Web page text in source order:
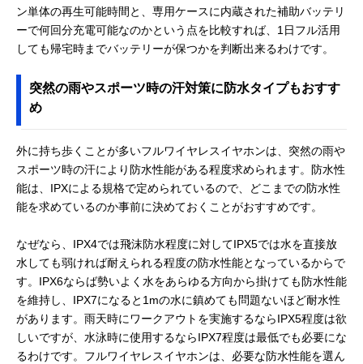
ン単体の再生可能時間と、専用ケースに内蔵された補助バッテリ
ーで何回分充電可能なのかという点を比較すれば、1日フル活用
しても帰宅時までバッテリーが保つかを判断出来るわけです。
突然の雨やスポーツ時の汗対策に防水タイプもおすす
め
外に持ち歩くことが多いフルワイヤレスイヤホンは、突然の雨や
スポーツ時の汗により防水性能がある程度求められます。防水性
能は、IPXによる規格で定められているので、どこまでの防水性
能を求めているのか事前に決めておくことがおすすめです。
なぜなら、IPX4では飛沫防水程度に対してIPX5では水を直接放
水しても弱ければ耐えられる程度の防水性能となっているからで
す。IPX6ならば勢いよく水をあらゆる方向から掛けても防水性能
を維持し、IPX7になると1mの水に鎮めても問題ないほど耐水性
があります。雨天時にワークアウトを実施するならIPX5程度は欲
しいですが、水泳時に使用するならIPX7程度は最低でも必要にな
るわけです。フルワイヤレスイヤホンは、必要な防水性能を選ん